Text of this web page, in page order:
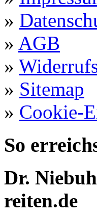
»
» AGB
»
» Sitemap
» Cookie-
So
Dr.
reiten.de